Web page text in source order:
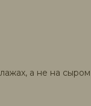
а не на